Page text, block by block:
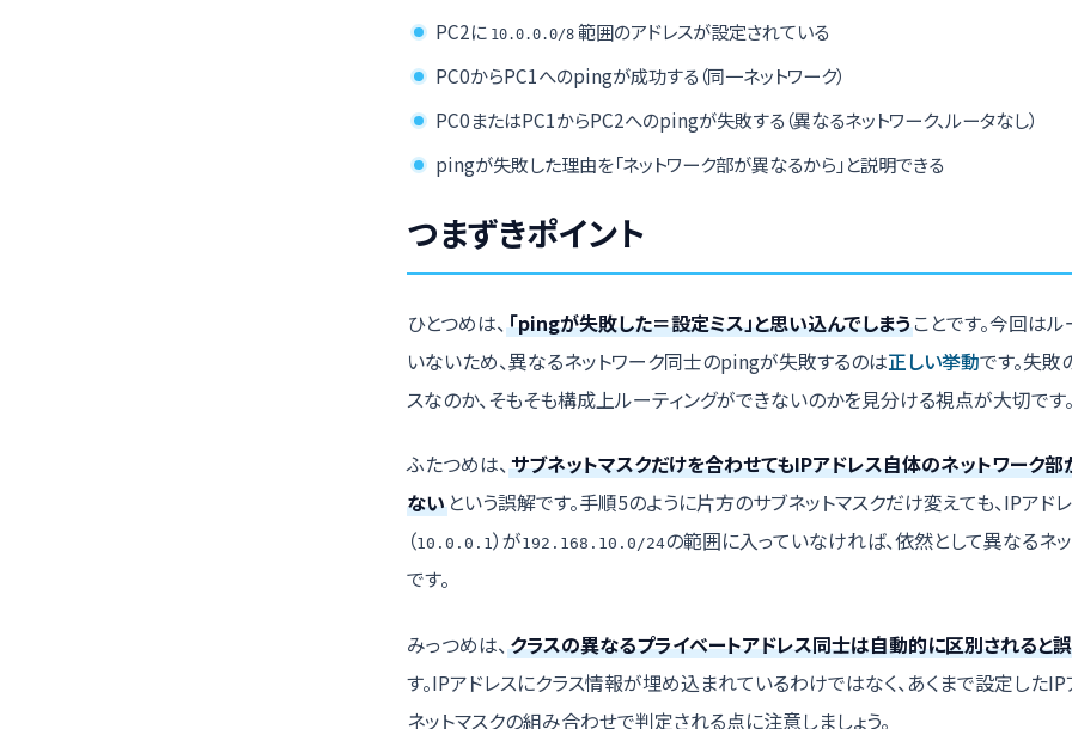
PC2に 10.0.0.0/8 範囲のアドレスが設定されている
PC0からPC1へのpingが成功する（同一ネットワーク）
PC0またはPC1からPC2へのpingが失敗する（異なるネットワーク、ルータなし）
pingが失敗した理由を「ネットワーク部が異なるから」と説明できる
つまずきポイント
ひとつめは、「pingが失敗した＝設定ミス」と思い込んでしまうことです。今回は
いないため、異なるネットワーク同士のpingが失敗するのは正しい挙動です。失
スなのか、そもそも構成上ルーティングができないのかを見分ける視点が大切です。
ふたつめは、サブネットマスクだけを合わせてもIPアドレス自体のネットワーク
ない という誤解です。手順5のように片方のサブネットマスクだけ変えても、IPアド
（10.0.0.1）が192.168.10.0/24の範囲に入っていなければ、依然として異なるネ
です。
みっつめは、 クラスの異なるプライベートアドレス同士は自動的に区別されると
す。IPアドレスにクラス情報が埋め込まれているわけではなく、あくまで設定したIP
ネットマスクの組み合わせで判定される点に注意しましょう。